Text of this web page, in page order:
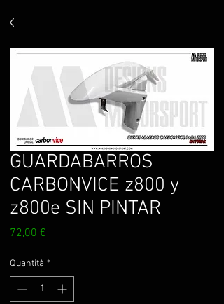
GUARDABARROS
CARBONVICE z800 y
z800e SIN PINTAR
72,00 €
Quantità *